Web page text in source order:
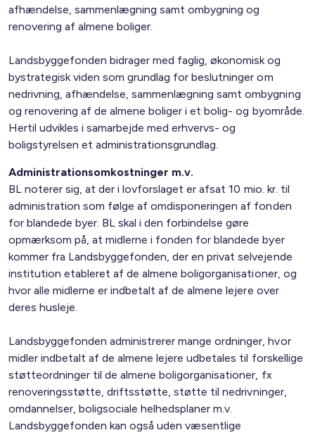
afhændelse, sammenlægning samt ombygning og
renovering af almene boliger.
Landsbyggefonden bidrager med faglig, økonomisk og
bystrategisk viden som grundlag for beslutninger om
nedrivning, afhændelse, sammenlægning samt ombygning
og renovering af de almene boliger i et bolig- og byområde.
Hertil udvikles i samarbejde med erhvervs- og
boligstyrelsen et administrationsgrundlag.
Administrationsomkostninger m.v.
BL noterer sig, at der i lovforslaget er afsat 10 mio. kr. til
administration som følge af omdisponeringen af fonden
for blandede byer. BL skal i den forbindelse gøre
opmærksom på, at midlerne i fonden for blandede byer
kommer fra Landsbyggefonden, der en privat selvejende
institution etableret af de almene boligorganisationer, og
hvor alle midlerne er indbetalt af de almene lejere over
deres husleje.
Landsbyggefonden administrerer mange ordninger, hvor
midler indbetalt af de almene lejere udbetales til forskellige
støtteordninger til de almene boligorganisationer, fx
renoveringsstøtte, driftsstøtte, støtte til nedrivninger,
omdannelser, boligsociale helhedsplaner m.v.
Landsbyggefonden kan også uden væsentlige